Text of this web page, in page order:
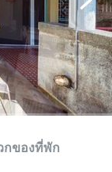
กของที่พัก